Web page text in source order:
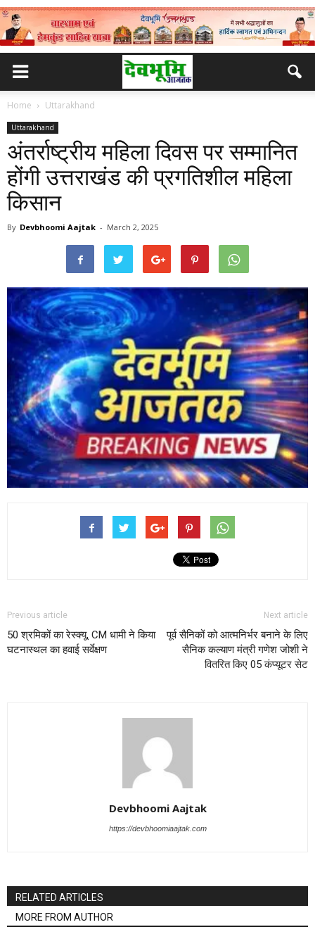
Home Uttarakhand
Uttarakhand
अंतर्राष्ट्रीय महिला दिवस पर सम्मानित
होंगी उत्तराखंड की प्रगतिशील महिला
किसान
By Devbhoomi Aajtak - March 2, 2025
Previous article
50 श्रमिकों का रेस्क्यू, CM धामी ने किया
घटनास्थल का हवाई सर्वेक्षण
Next article
पूर्व सैनिकों को आत्मनिर्भर बनाने के लिए
सैनिक कल्याण मंत्री गणेश जोशी ने
वितरित किए 05 कंप्यूटर सेट
Devbhoomi Aajtak
https://devbhoomiaajtak.com
RELATED ARTICLES
MORE FROM AUTHOR